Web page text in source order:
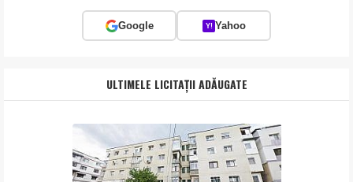
Google Y! Yahoo
ULTIMELE LICITAȚII ADĂUGATE